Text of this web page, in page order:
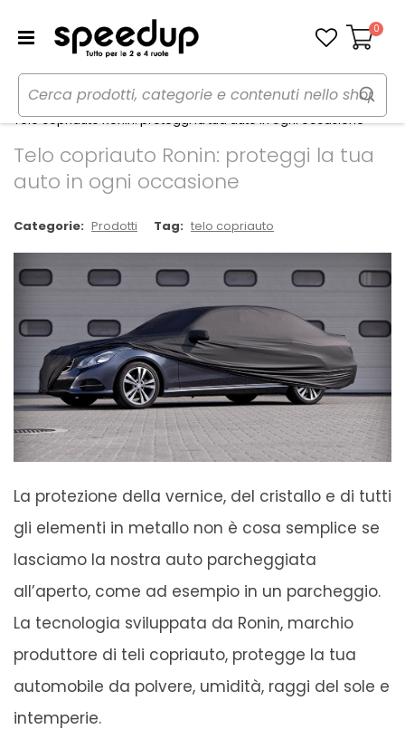
Carrello
0
Home Speedup Magazine
Prodotti
Telo copriauto Ronin: proteggi la tua auto in ogni occasione
Telo copriauto Ronin: proteggi la tua
auto in ogni occasione
Categorie: Prodotti Tag: telo copriauto
La protezione della vernice, del cristallo e di tutti
gli elementi in metallo non è cosa semplice se
lasciamo la nostra auto parcheggiata
all’aperto, come ad esempio in un parcheggio.
La tecnologia sviluppata da Ronin, marchio
produttore di teli copriauto, protegge la tua
automobile da polvere, umidità, raggi del sole e
intemperie.